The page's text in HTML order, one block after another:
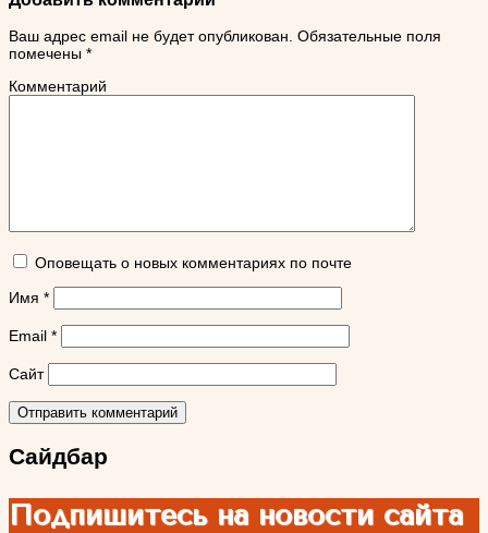
Ваш адрес email не будет опубликован. Обязательные поля
помечены *
Комментарий
Оповещать о новых комментариях по почте
Имя *
Email *
Сайт
Сайдбар
Подпишитесь на новости сайта